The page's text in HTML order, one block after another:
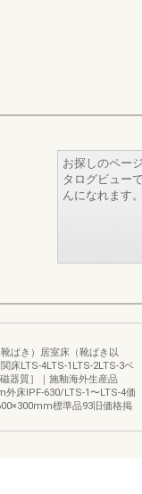
お探しのペー
タログビュー
んになれます。
ばき）居室床（靴ばき以
LTS‐4LTS‐1LTS‐2LTS‐3ベ
器質］｜施釉海外生産品
床IPF‐630/LTS‐1〜LTS‐4価
標準品93旧価格掲